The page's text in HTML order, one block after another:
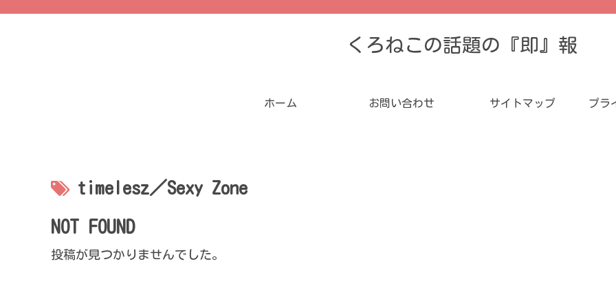
くろねこの話題の『即』報
ホーム お問い合わせ サイトマップ プラ
timelesz／Sexy Zone
NOT FOUND
投稿が見つかりませんでした。